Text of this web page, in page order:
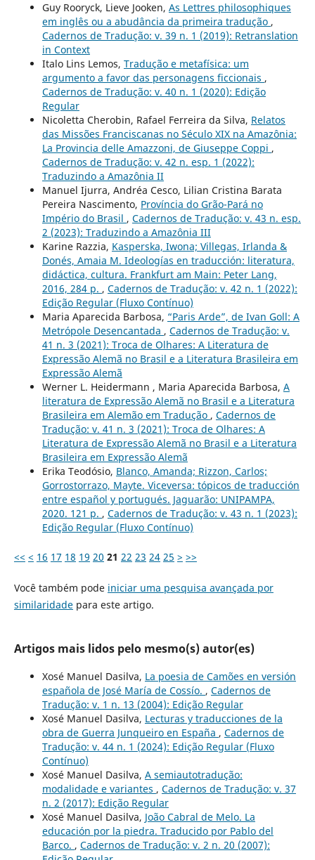
Guy Rooryck, Lieve Jooken, As Lettres philosophiques
em inglês ou a abudância da primeira tradução ,
Cadernos de Tradução: v. 39 n. 1 (2019): Retranslation
in Context
Italo Lins Lemos, Tradução e metafísica: um
argumento a favor das personagens ficcionais ,
Cadernos de Tradução: v. 40 n. 1 (2020): Edição
Regular
Nicoletta Cherobin, Rafael Ferreira da Silva, Relatos
das Missões Franciscanas no Século XIX na Amazônia:
La Provincia delle Amazzoni, de Giuseppe Coppi ,
Cadernos de Tradução: v. 42 n. esp. 1 (2022):
Traduzindo a Amazônia II
Manuel Ijurra, Andréa Cesco, Lilian Cristina Barata
Pereira Nascimento, Província do Grão-Pará no
Império do Brasil , Cadernos de Tradução: v. 43 n. esp.
2 (2023): Traduzindo a Amazônia III
Karine Razzia, Kasperska, Iwona; Villegas, Irlanda &
Donés, Amaia M. Ideologías en traducción: literatura,
didáctica, cultura. Frankfurt am Main: Peter Lang,
2016, 284 p. , Cadernos de Tradução: v. 42 n. 1 (2022):
Edição Regular (Fluxo Contínuo)
Maria Aparecida Barbosa, “Paris Arde”, de Ivan Goll: A
Metrópole Desencantada , Cadernos de Tradução: v.
41 n. 3 (2021): Troca de Olhares: A Literatura de
Expressão Alemã no Brasil e a Literatura Brasileira em
Expressão Alemã
Werner L. Heidermann , Maria Aparecida Barbosa, A
literatura de Expressão Alemã no Brasil e a Literatura
Brasileira em Alemão em Tradução , Cadernos de
Tradução: v. 41 n. 3 (2021): Troca de Olhares: A
Literatura de Expressão Alemã no Brasil e a Literatura
Brasileira em Expressão Alemã
Erika Teodósio, Blanco, Amanda; Rizzon, Carlos;
Gorrostorrazo, Mayte. Viceversa: tópicos de traducción
entre español y portugués. Jaguarão: UNIPAMPA,
2020. 121 p. , Cadernos de Tradução: v. 43 n. 1 (2023):
Edição Regular (Fluxo Contínuo)
<< < 16 17 18 19 20 21 22 23 24 25 > >>
Você também pode iniciar uma pesquisa avançada por
similaridadepara este artigo.
Artigos mais lidos pelo mesmo(s) autor(es)
Xosé Manuel Dasilva, La poesia de Camões en versión
española de José María de Cossío. , Cadernos de
Tradução: v. 1 n. 13 (2004): Edição Regular
Xosé Manuel Dasilva, Lecturas y traducciones de la
obra de Guerra Junqueiro en España , Cadernos de
Tradução: v. 44 n. 1 (2024): Edição Regular (Fluxo
Contínuo)
Xosé Manuel Dasilva, A semiautotradução:
modalidade e variantes , Cadernos de Tradução: v. 37
n. 2 (2017): Edição Regular
Xosé Manuel Dasilva, João Cabral de Melo. La
educación por la piedra. Traducido por Pablo del
Barco. , Cadernos de Tradução: v. 2 n. 20 (2007):